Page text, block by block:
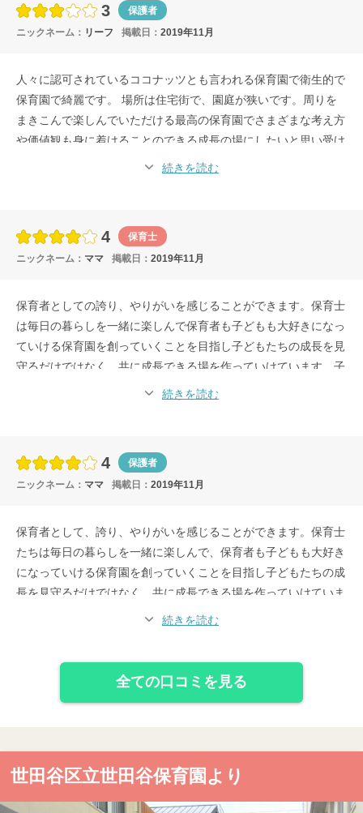
3
保護者
ニックネーム： リーフ 掲載日： 2019年11月
人々に認可されているココナッツとも言われる保育園で衛生的で
保育園で綺麗です。 場所は住宅街で、園庭が狭いです。周りを
まきこんで楽しんでいただける最高の保育園でさまざまな考え方
や価値観も身に着けることのできる成長の場にしたいと思い受け
身の姿勢だけではないといえます。
続きを読む
4
保育士
ニックネーム： ママ 掲載日： 2019年11月
保育者としての誇り、やりがいを感じることができます。保育士
は毎日の暮らしを一緒に楽しんで保育者も子どもも大好きになっ
ていける保育園を創っていくことを目指し子どもたちの成長を見
守るだけではなく、共に成長できる場を作っていけています。子
どもたちの成長を見守るだけではなく、共に成長できる場を作っ
だけではなく、周りをまきこんで楽しんでいただける最高の保育
園です。
続きを読む
4
保護者
ニックネーム： ママ 掲載日： 2019年11月
保育者として、誇り、やりがいを感じることができます。保育士
たちは毎日の暮らしを一緒に楽しんで、保育者も子どもも大好き
になっていける保育園を創っていくことを目指し子どもたちの成
長を見守るだけではなく、共に成長できる場を作っていけていま
す。嬉しいこと、悲しいこと、つらいことと「保育」を通じて、
んで楽しんでいただけたらと思い楽しむことが最高の保育園で
続きを読む
全ての口コミを見る
世田谷区立世田谷保育園より